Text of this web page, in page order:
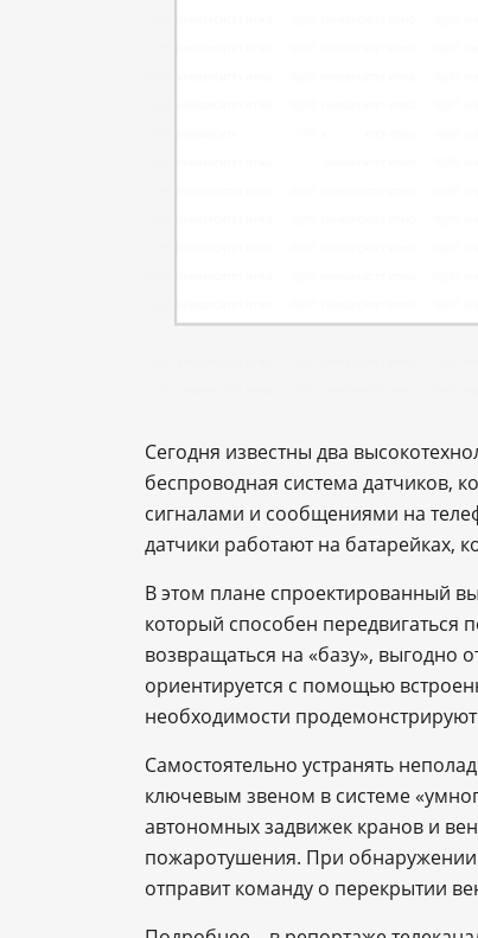
Сегодня известны два
беспроводная система датчиков,
сигналами и сообщениями на
датчики работают на батарейках,
В этом плане спроектированный
который способен передвигаться
возвращаться на «базу», выгодно
ориентируется с помощью
необходимости
Самостоятельно устранять
ключевым звеном в системе
автономных задвижек кранов и
пожаротушения. При обнаружении
отправит команду о перекрытии